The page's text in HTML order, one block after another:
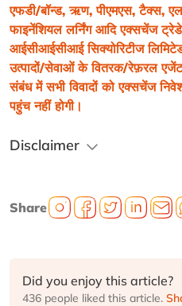
एफडी/बॉन्ड, ऋण, पीएमएस, टैक्स,
फाइनेंशियल लर्निंग आदि एक्सचेंज
आईसीआईसीआई सिक्योरिटीज
उत्पादों/सेवाओं के वितरक/रेफ़रल
संबंध में सभी विवादों को एक्सचेंज
पहुंच नहीं होगी।
Disclaimer
Share
Did you enjoy this article?
436 people liked this article.